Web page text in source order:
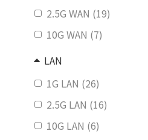
2.5G WAN (19)
10G WAN (7)
LAN
1G LAN (26)
2.5G LAN (16)
10G LAN (6)